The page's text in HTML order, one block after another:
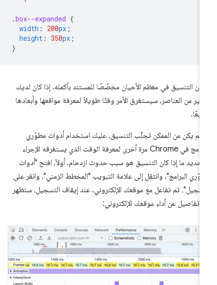
.box--expanded
width: 200
height: 350
التنسيق في معظم الأحيان مخصّصًا للمستند بأكمله. إذا كان لديك
من العناصر، سيستغرق الأمر وقتًا طويلاً لمعرفة مواقعها وأبعادها
لم يكن من الممكن تجنُّب التنسيق، عليك استخدام أدوات مطوّري
البرامج في Chrome مرة أخرى لمعرفة الوقت الذي يستغرقه الإجراء
ما إذا كان التنسيق هو سبب حدوث ازدحام. أولاً، افتح "أدوات
البرامج"، وانتقِل إلى علامة التبويب "المخطط الزمني"، وانقر على
ثم تفاعل مع موقعك الإلكتروني. عند إيقاف التسجيل، ستظهر
تفاصيل عن أداء موقعك الإلكتروني: